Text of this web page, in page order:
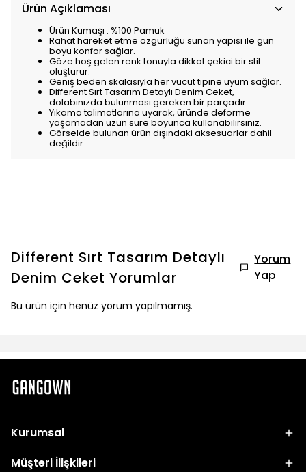
Ürün Açıklaması
Ürün Kumaşı : %100 Pamuk
Rahat hareket etme özgürlüğü sunan yapısı ile gün
boyu konfor sağlar.
Göze hoş gelen renk tonuyla dikkat çekici bir stil
oluşturur.
Geniş beden skalasıyla her vücut tipine uyum sağlar.
Different Sırt Tasarım Detaylı Denim Ceket,
dolabınızda bulunması gereken bir parçadır.
Yıkama talimatlarına uyarak, üründe deforme
yaşamadan uzun süre boyunca kullanabilirsiniz.
Görselde bulunan ürün dışındaki aksesuarlar dahil
değildir.
Different Sırt Tasarım Detaylı
Denim Ceket Yorumlar
Yorum
Yap
Bu ürün için henüz yorum yapılmamış.
Kurumsal
Müşteri İlişkileri